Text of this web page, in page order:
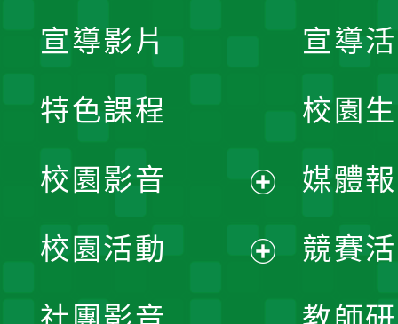
宣導
校園
媒體
競賽
宣導影片
特色課程
校園影音
開
校園活動